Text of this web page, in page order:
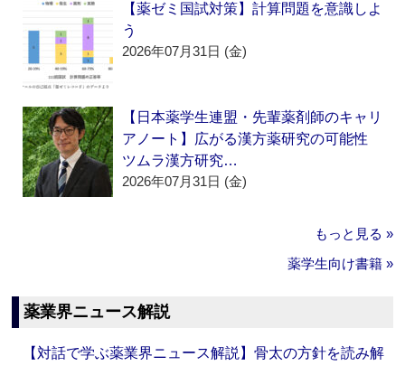
【薬ゼミ国試対策】計算問題を意識しよ
う
2026年07月31日 (金)
【日本薬学生連盟・先輩薬剤師のキャリ
アノート】広がる漢方薬研究の可能性
ツムラ漢方研究…
2026年07月31日 (金)
もっと見る »
薬学生向け書籍 »
薬業界ニュース解説
【対話で学ぶ薬業界ニュース解説】骨太の方針を読み解